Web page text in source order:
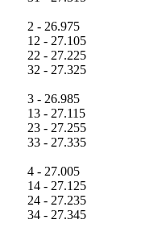
2 - 26.975
12 - 27.105
22 - 27.225
32 - 27.325
3 - 26.985
13 - 27.115
23 - 27.255
33 - 27.335
4 - 27.005
14 - 27.125
24 - 27.235
34 - 27.345